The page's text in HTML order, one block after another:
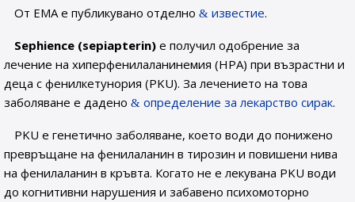
От ЕМА е публикувано отделно
известие.
Sephience (sepiapterin) е получил одобрение за
лечение на хиперфенилаланинемия (HPA) при възрастни и
деца с фенилкетунория (PKU). За лечението на това
заболяване е дадено
определение за лекарство сирак.
PKU е генетично заболяване, което води до понижено
превръщане на фенилаланин в тирозин и повишени нива
на фенилаланин в кръвта. Когато не е лекувана PKU води
до когнитивни нарушения и забавено психомоторно